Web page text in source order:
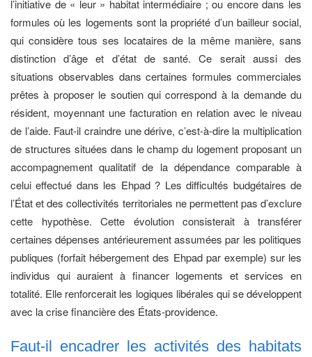
l’initiative de « leur » habitat intermédiaire ; ou encore dans les
formules où les logements sont la propriété d’un bailleur social,
qui considère tous ses locataires de la même manière, sans
distinction d’âge et d’état de santé. Ce serait aussi des
situations observables dans certaines formules commerciales
prêtes à proposer le soutien qui correspond à la demande du
résident, moyennant une facturation en relation avec le niveau
de l’aide. Faut-il craindre une dérive, c’est-à-dire la multiplication
de structures situées dans le champ du logement proposant un
accompagnement qualitatif de la dépendance comparable à
celui effectué dans les Ehpad ? Les difficultés budgétaires de
l’État et des collectivités territoriales ne permettent pas d’exclure
cette hypothèse. Cette évolution consisterait à transférer
certaines dépenses antérieurement assumées par les politiques
publiques (forfait hébergement des Ehpad par exemple) sur les
individus qui auraient à financer logements et services en
totalité. Elle renforcerait les logiques libérales qui se développent
avec la crise financière des États-providence.
Faut-il encadrer les activités des habitats